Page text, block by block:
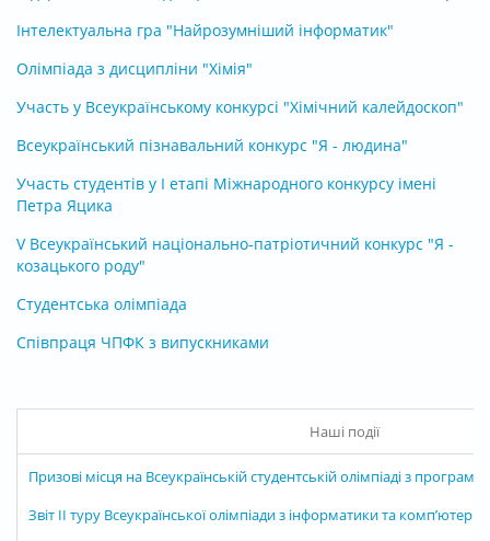
Інтелектуальна гра "Найрозумніший інформатик"
Олімпіада з дисципліни "Хімія"
Участь у Всеукраїнському конкурсі "Хімічний калейдоскоп"
Всеукраїнський пізнавальний конкурс "Я - людина"
Участь студентів у І етапі Міжнародного конкурсу імені
Петра Яцика
V Всеукраїнський національно-патріотичний конкурс "Я -
козацького роду"
Студентська олімпіада
Співпраця ЧПФК з випускниками
Наші події
Призові місця на Всеукраїнській студентській олімпіаді з
Звіт ІІ туру Всеукраїнської олімпіади з інформатики та